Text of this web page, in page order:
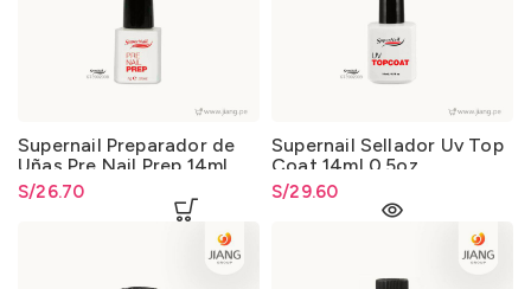
Supernail Preparador de
Uñas Pre Nail Prep 14ml
0.5oz.
S/26.70
Supernail Sellador Uv Top
Coat 14ml 0.5oz
S/29.60